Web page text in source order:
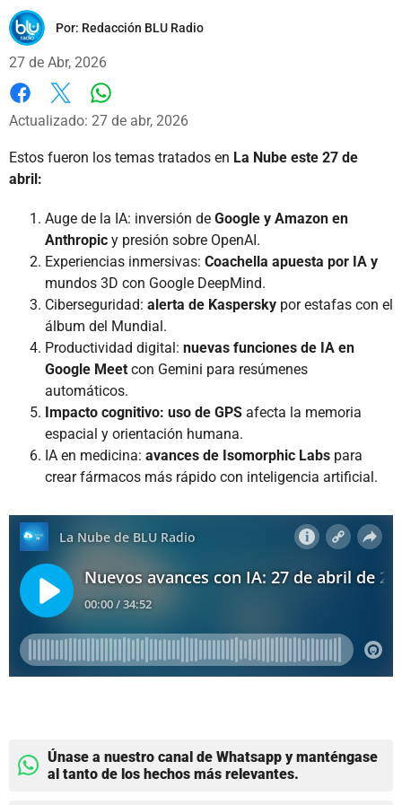
Por: Redacción BLU Radio
27 de Abr, 2026
Facebook
X
Actualizado: 27 de abr, 2026
Estos fueron los temas tratados en La Nube este 27 de
abril:
Auge de la IA: inversión de Google y Amazon en
Anthropic y presión sobre OpenAI.
Experiencias inmersivas: Coachella apuesta por IA y
mundos 3D con Google DeepMind.
Ciberseguridad: alerta de Kaspersky por estafas con el
álbum del Mundial.
Productividad digital: nuevas funciones de IA en
Google Meet con Gemini para resúmenes
automáticos.
Impacto cognitivo: uso de GPS afecta la memoria
espacial y orientación humana.
IA en medicina: avances de Isomorphic Labs para
crear fármacos más rápido con inteligencia artificial.
Únase a nuestro canal de Whatsapp y manténgase
al tanto de los hechos más relevantes.